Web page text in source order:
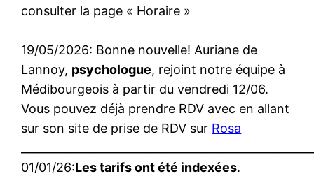
consulter la page « Horaire »
19/05/2026: Bonne nouvelle! Auriane de
Lannoy, psychologue, rejoint notre équipe à
Médibourgeois à partir du vendredi 12/06.
Vous pouvez déjà prendre RDV avec en allant
sur son site de prise de RDV sur Rosa
01/01/26:Les tarifs ont été indexées.